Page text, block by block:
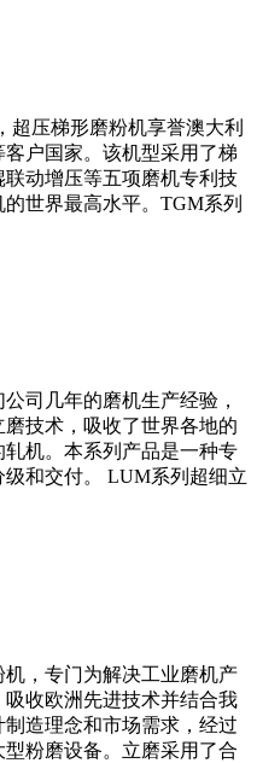
超压梯形磨粉机享誉澳大利
户国家。该机型采用了梯
动增压等五项磨机专利技
世界最高水平。TGM系列
司几年的磨机生产经验，
技术，吸收了世界各地的
机。本系列产品是一种专
和交付。 LUM系列超细立
，专门为解决工业磨机产
收欧洲先进技术并结合我
造理念和市场需求，经过
粉磨设备。立磨采用了合